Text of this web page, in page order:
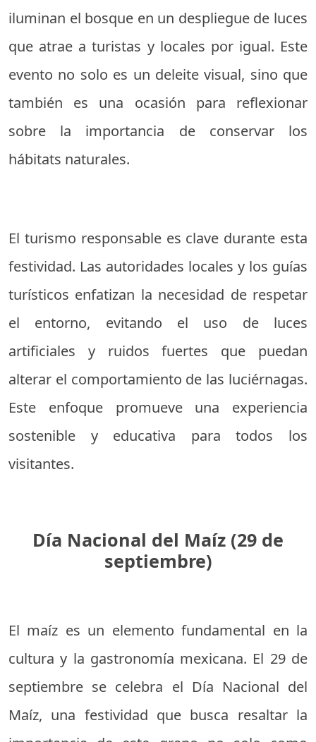
iluminan el bosque en un despliegue de luces
que atrae a turistas y locales por igual. Este
evento no solo es un deleite visual, sino que
también es una ocasión para reflexionar
sobre la importancia de conservar los
hábitats naturales.
El turismo responsable es clave durante esta
festividad. Las autoridades locales y los guías
turísticos enfatizan la necesidad de respetar
el entorno, evitando el uso de luces
artificiales y ruidos fuertes que puedan
alterar el comportamiento de las luciérnagas.
Este enfoque promueve una experiencia
sostenible y educativa para todos los
visitantes.
Día Nacional del Maíz (29 de
septiembre)
El maíz es un elemento fundamental en la
cultura y la gastronomía mexicana. El 29 de
septiembre se celebra el Día Nacional del
Maíz, una festividad que busca resaltar la